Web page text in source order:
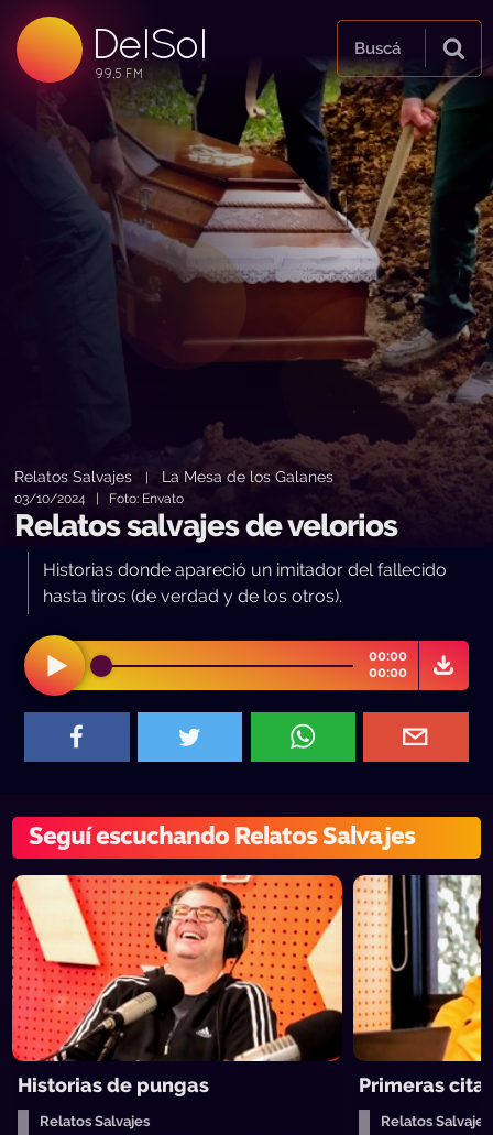
DelSol
99.5 FM
99.5 FM
99.5 FM
Buscá
Relatos Salvajes La Mesa de los Galanes
03/10/2024 | Foto: Envato
Relatos salvajes de velorios
Historias donde apareció un imitador del fallecido
hasta tiros (de verdad y de los otros).
00:00
00:00
Seguí escuchando Relatos Salvajes
Historias de pungas
Relatos Salvajes
Primeras
Relatos Salvajes